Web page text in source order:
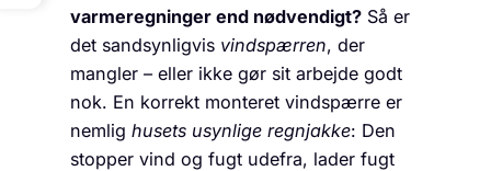
varmeregninger end nødvendigt? Så er
det sandsynligvis vindspærren, der
mangler – eller ikke gør sit arbejde godt
nok. En korrekt monteret vindspærre er
nemlig husets usynlige regnjakke: Den
stopper vind og fugt udefra, lader fugt